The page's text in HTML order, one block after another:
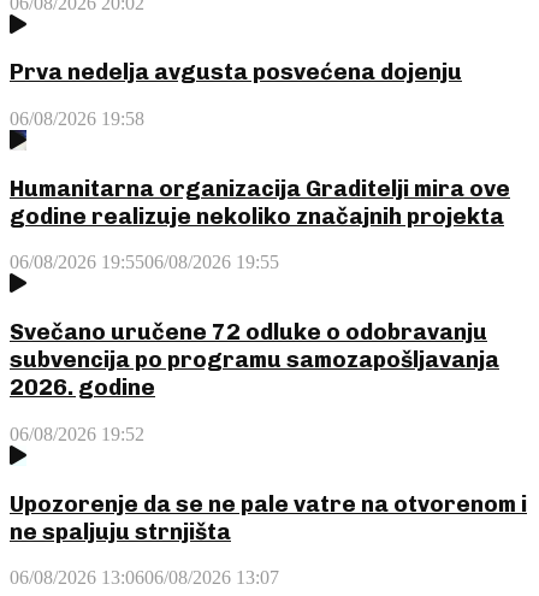
Prva nedelja avgusta posvećena dojenju
06/08/2026 19:58
Humanitarna organizacija Graditelji mira ove
godine realizuje nekoliko značajnih projekta
06/08/2026 19:5506/08/2026 19:55
Svečano uručene 72 odluke o odobravanju
subvencija po programu samozapošljavanja
2026. godine
06/08/2026 19:52
Upozorenje da se ne pale vatre na otvorenom i
ne spaljuju strnjišta
06/08/2026 13:0606/08/2026 13:07